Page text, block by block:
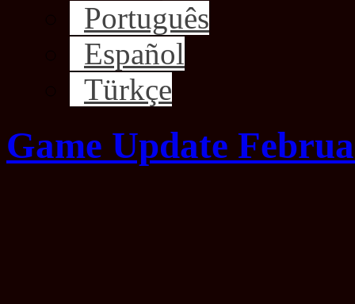
Português
Español
Türkçe
Game Update